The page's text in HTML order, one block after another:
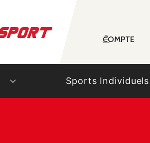
COMPTE
Sports Individuels